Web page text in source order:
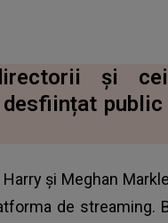
și
și Meghan
de streaming.